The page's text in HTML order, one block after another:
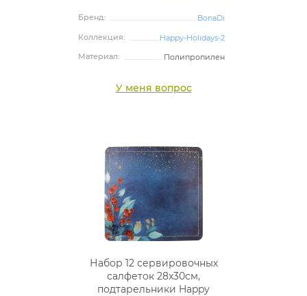
Бренд:
BonaDi
Коллекция:
Happy-Holidays-2
Материал:
Полипропилен
У меня вопрос
Набор 12 сервировочных
салфеток 28x30см,
подтарельники Happy